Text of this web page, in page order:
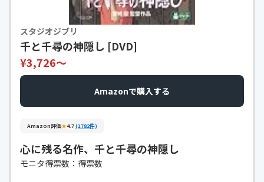
スタジオジブリ
千と千尋の神隠し [DVD]
¥3,726〜
Amazonで購入する
Amazon評価★4.7(1782件)
心に残る名作、千と千尋の神隠し
モニタ得票数：得票数